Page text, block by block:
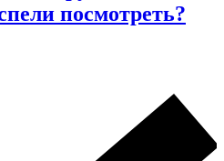
посмотреть?